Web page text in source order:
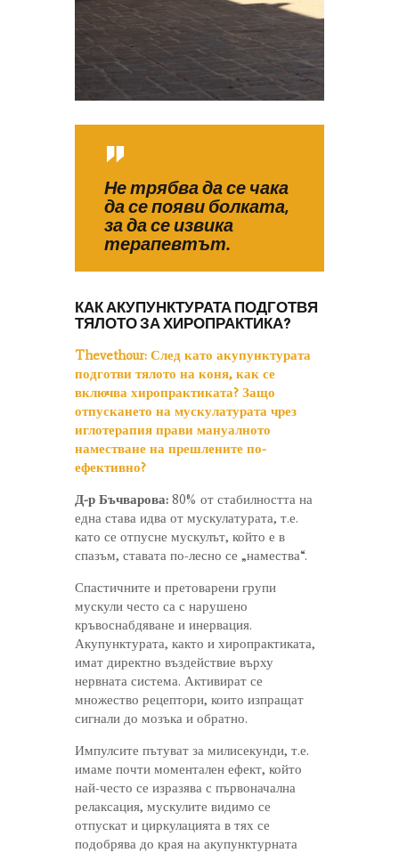
Не трябва да се чака
да се появи болката,
за да се извика
терапевтът.
КАК АКУПУНКТУРАТА ПОДГОТВЯ
ТЯЛОТО ЗА ХИРОПРАКТИКА?
Thevethour: След като акупунктурата
подготви тялото на коня, как се
включва хиропрактиката? Защо
отпускането на мускулатурата чрез
иглотерапия прави мануалното
наместване на прешлените по-
ефективно?
Д-р Бъчварова: 80% от стабилността на
една става идва от мускулатурата, т.е.
като се отпусне мускулът, който е в
спазъм, ставата по-лесно се „намества“.
Спастичните и претоварени групи
мускули често са с нарушено
кръвоснабдяване и инервация.
Акупунктурата, както и хиропрактиката,
имат директно въздействие върху
нервната система. Активират се
множество рецептори, които изпращат
сигнали до мозъка и обратно.
Импулсите пътуват за милисекунди, т.е.
имаме почти моментален ефект, който
най-често се изразява с първоначална
релаксация, мускулите видимо се
отпускат и циркулацията в тях се
подобрява до края на акупунктурната